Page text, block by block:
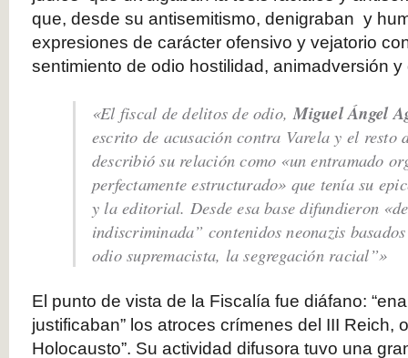
que, desde su antisemitismo, denigraban y
expresiones de carácter ofensivo y vejatorio
sentimiento de odio hostilidad, animadversión y
«El fiscal de delitos de odio,Miguel Ángel
escrito de acusación contra Varela y el resto
describió su relación como «un entramado
perfectamente estructurado» que tenía su
y la editorial. Desde esa base difundieron
indiscriminada” contenidos neonazis
odio supremacista, la segregación racial”»
El punto de vista de la Fiscalía fue diáfano:
justificaban” los atroces crímenes del III Reich,
Holocausto”. Su actividad difusora tuvo una